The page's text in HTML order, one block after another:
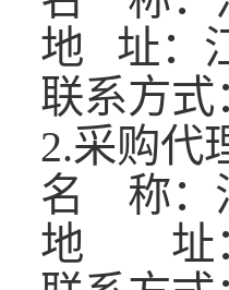
地
址：
联系方式
2.采购代
名
称：
地 址：